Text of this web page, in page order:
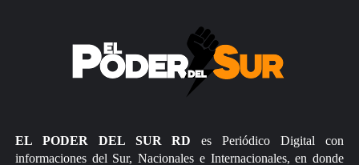
EL PODER DEL SUR RD es Periódico Digital con
informaciones del Sur, Nacionales e Internacionales, en donde